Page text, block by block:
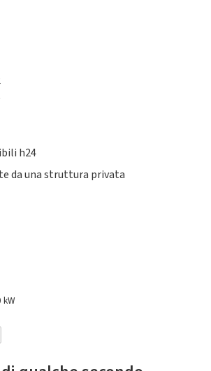
h24
da una struttura privata
kW